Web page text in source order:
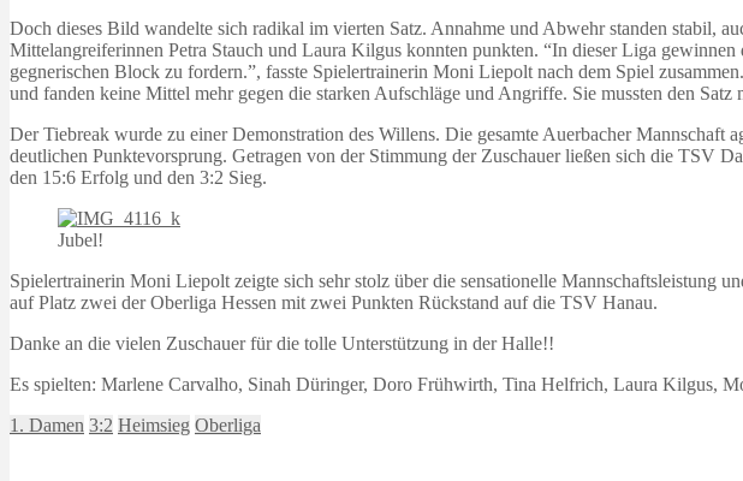
Doch dieses Bild wandelte sich radikal im vierten Satz. Annahme und Abwehr standen stabil,
Mittelangreiferinnen Petra Stauch und Laura Kilgus konnten punkten. “In dieser Liga
gegnerischen Block zu fordern.”, fasste Spielertrainerin Moni Liepolt nach dem Spiel
und fanden keine Mittel mehr gegen die starken Aufschläge und Angriffe. Sie mussten den Satz
Der Tiebreak wurde zu einer Demonstration des Willens. Die gesamte Auerbacher
deutlichen Punktevorsprung. Getragen von der Stimmung der Zuschauer ließen sich die TSV
den 15:6 Erfolg und den 3:2 Sieg.
Jubel!
Spielertrainerin Moni Liepolt zeigte sich sehr stolz über die sensationelle Mannschaftsleistung
auf Platz zwei der Oberliga Hessen mit zwei Punkten Rückstand auf die TSV Hanau.
Danke an die vielen Zuschauer für die tolle Unterstützung in der Halle!!
Es spielten: Marlene Carvalho, Sinah Düringer, Doro Frühwirth, Tina Helfrich, Laura Kilgus,
1. Damen 3:2 Heimsieg Oberliga